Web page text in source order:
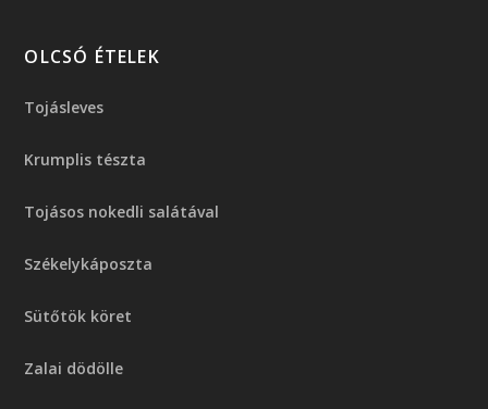
OLCSÓ ÉTELEK
Tojásleves
Krumplis tészta
Tojásos nokedli salátával
Székelykáposzta
Sütőtök köret
Zalai dödölle